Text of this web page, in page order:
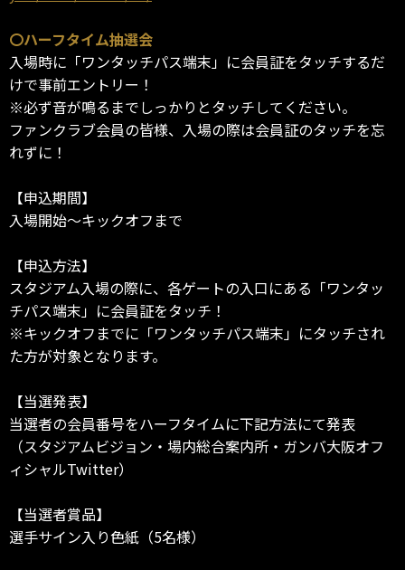
〇ハーフタイム抽選会
入場時に「ワンタッチパス端末」に会員証をタッチするだ
けで事前エントリー！
※必ず音が鳴るまでしっかりとタッチしてください。
ファンクラブ会員の皆様、入場の際は会員証のタッチを忘
れずに！
【申込期間】
入場開始～キックオフまで
【申込方法】
スタジアム入場の際に、各ゲートの入口にある「ワンタッ
チパス端末」に会員証をタッチ！
※キックオフまでに「ワンタッチパス端末」にタッチされ
た方が対象となります。
【当選発表】
当選者の会員番号をハーフタイムに下記方法にて発表
（スタジアムビジョン・場内総合案内所・ガンバ大阪オフ
ィシャルTwitter）
【当選者賞品】
選手サイン入り色紙（5名様）